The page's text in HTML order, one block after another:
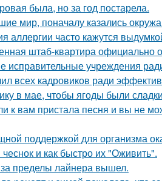
была, но за год постарела.
мир, поначалу казались
аллергии часто кажутся
штаб-квартира официально
учреждения
всех кадровиков ради
в мае, чтобы ягоды были
к вам пристала песня и вы не
поддержкой для организма
и как быстро их "Оживить".
пределы лайнера вышел.